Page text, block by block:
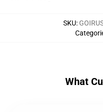
SKU:
What